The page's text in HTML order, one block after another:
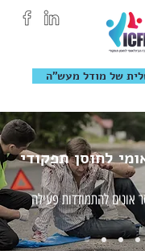
של מודל מעש״ה
להתמודדות פעילה
לחוסן תפקודי